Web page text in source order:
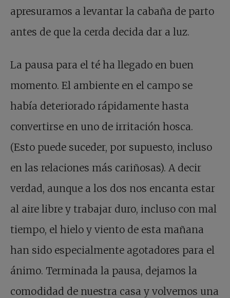
apresuramos a levantar la cabaña de parto
antes de que la cerda decida dar a luz.
La pausa para el té ha llegado en buen
momento. El ambiente en el campo se
había deteriorado rápidamente hasta
convertirse en uno de irritación hosca.
(Esto puede suceder, por supuesto, incluso
en las relaciones más cariñosas). A decir
verdad, aunque a los dos nos encanta estar
al aire libre y trabajar duro, incluso con mal
tiempo, el hielo y viento de esta mañana
han sido especialmente agotadores para el
ánimo. Terminada la pausa, dejamos la
comodidad de nuestra casa y volvemos una